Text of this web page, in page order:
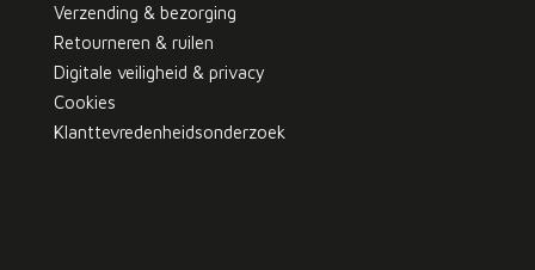
Verzending & bezorging
Retourneren & ruilen
Digitale veiligheid & privacy
Cookies
Klanttevredenheidsonderzoek